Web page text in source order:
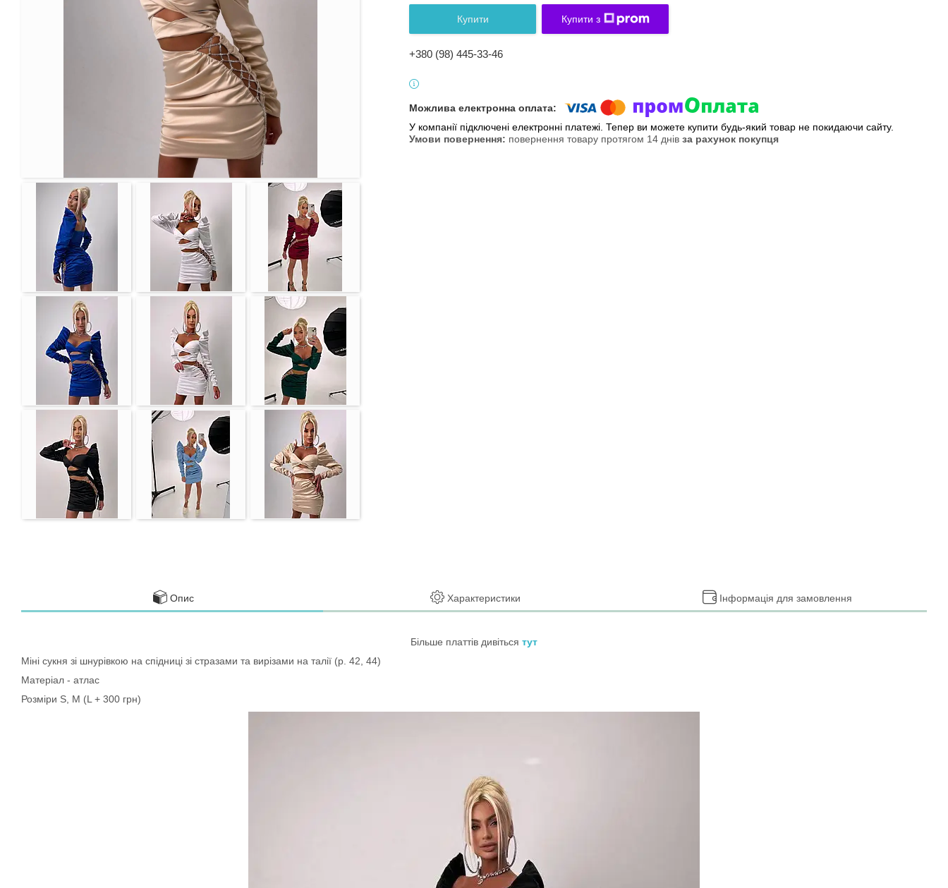
Купити Купити з
+380 (98) 445-33-46
У компанії підключені електронні платежі. Тепер ви можете купити будь-який товар не покидаючи сайту.
повернення товару протягом 14 днів за рахунок покупця
Опис Характеристики Інформація для замовлення
Більше платтів дивіться тут
Міні сукня зі шнурівкою на спідниці зі стразами та вирізами на талії (р. 42, 44)
Матеріал - атлас
Розміри S, M (L + 300 грн)